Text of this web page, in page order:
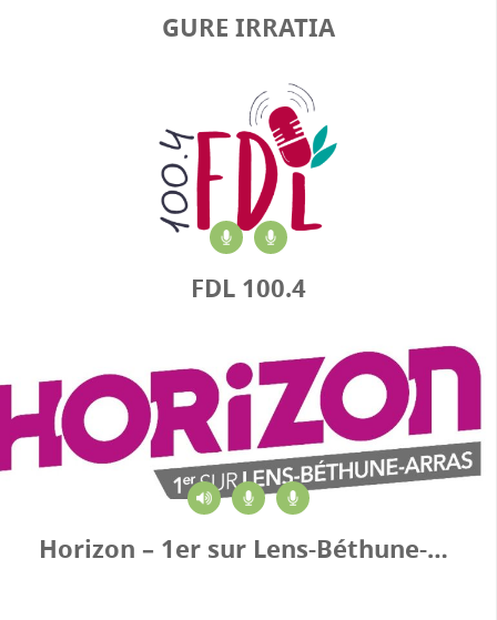
GURE IRRATIA
FDL 100.4
Horizon – 1er sur Lens-Béthune-Arras